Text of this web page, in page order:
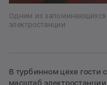
Одним из запоминающихся
электростанции
В турбинном цехе гости
масштаб